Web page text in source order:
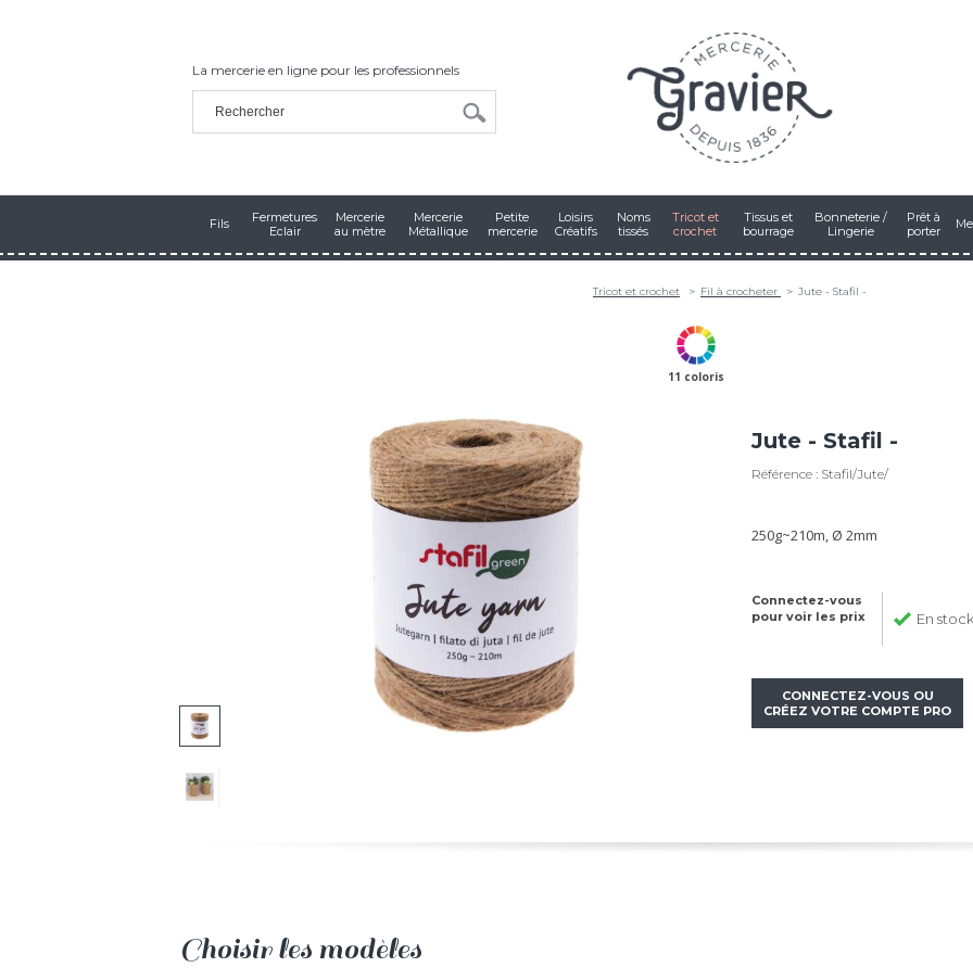
La mercerie en ligne pour les professionnels
Fils
Fermetures
Eclair
Mercerie
au mètre
Mercerie
Métallique
Petite
mercerie
Loisirs
Créatifs
Noms
tissés
Tricot et
crochet
Tissus et
bourrage
Bonneterie /
Lingerie
Prêt à
porter
Tricot et crochet Fil à crocheter Jute - Stafil -
11 coloris
Jute - Stafil -
Référence : Stafil/Jute/
250g~210m, Ø 2mm
Connectez-vous
pour voir les prix
En stock
CONNECTEZ-VOUS OU
CRÉEZ VOTRE COMPTE PRO
Choisir les modèles